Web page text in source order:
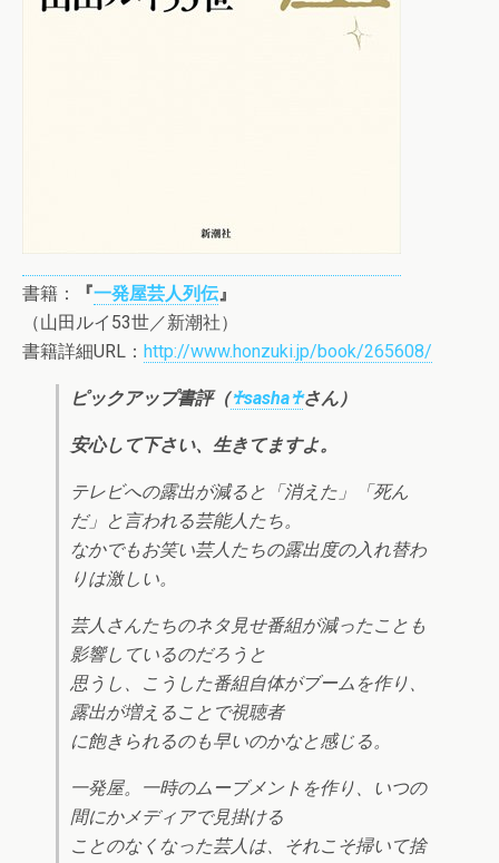
書籍： 『一発屋芸人列伝』
（山田ルイ53世／新潮社）
書籍詳細URL： http://www.honzuki.jp/book/265608/
ピックアップ書評（♰sasha♰さん）
安心して下さい、生きてますよ。
テレビへの露出が減ると「消えた」「死ん
だ」と言われる芸能人たち。
なかでもお笑い芸人たちの露出度の入れ替わ
りは激しい。
芸人さんたちのネタ見せ番組が減ったことも
影響しているのだろうと
思うし、こうした番組自体がブームを作り、
露出が増えることで視聴者
に飽きられるのも早いのかなと感じる。
一発屋。一時のムーブメントを作り、いつの
間にかメディアで見掛ける
ことのなくなった芸人は、それこそ掃いて捨